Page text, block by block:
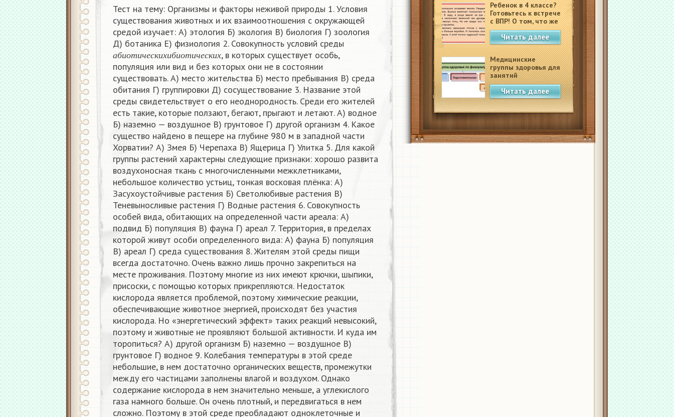
Ребенок в 4 классе?
Готовьтесь к встрече
с ВПР! О том, что же
это такое.
Читать далее
Медицинские
группы здоровья для
занятий
физкультурой в
школеЧитать далее
Тест на тему: Организмы и факторы неживой природы 1. Условия
существования животных и их взаимоотношения с окружающей
средой изучает: А) этология Б) экология В) биология Г) зоология
Д) ботаника Е) физиология 2. Совокупность условий среды
а б и о т и ч е с к их и б и о т и ч е с к их
аб иот ически хибиотически х
, в которых существует особь,
популяция или вид и без которых они не в состоянии
существовать. А) место жительства Б) место пребывания В) среда
обитания Г) группировки Д) сосуществование 3. Название этой
среды свидетельствует о его неоднородность. Среди его жителей
есть такие, которые ползают, бегают, прыгают и летают. А) водное
Б) наземно — воздушное В) грунтовое Г) другой организм 4. Какое
существо найдено в пещере на глубине 980 м в западной части
Хорватии? А) Змея Б) Черепаха В) Ящерица Г) Улитка 5. Для какой
группы растений характерны следующие признаки: хорошо развита
воздухоносная ткань с многочисленными межклетниками,
небольшое количество устьиц, тонкая восковая плёнка: А)
Засухоустойчивые растения Б) Светолюбивые растения В)
Теневыносливые растения Г) Водные растения 6. Совокупность
особей вида, обитающих на определенной части ареала: А)
подвид Б) популяция В) фауна Г) ареал 7. Территория, в пределах
которой живут особи определенного вида: А) фауна Б) популяция
В) ареал Г) среда существования 8. Жителям этой среды пищи
всегда достаточно. Очень важно лишь прочно закрепиться на
месте проживания. Поэтому многие из них имеют крючки, шыпики,
присоски, с помощью которых прикрепляются. Недостаток
кислорода является проблемой, поэтому химические реакции,
обеспечивающие животное энергией, происходят без участия
кислорода. Но «энергетический эффект» таких реакций невысокий,
поэтому и животные не проявляют большой активности. И куда им
торопиться? А) другой организм Б) наземно — воздушное В)
грунтовое Г) водное 9. Колебания температуры в этой среде
небольшие, в нем достаточно органических веществ, промежутки
между его частицами заполнены влагой и воздухом. Однако
содержание кислорода в нем значительно меньше, а углекислого
газа намного больше. Он очень плотный, и передвигаться в нем
сложно. Поэтому в этой среде преобладают одноклеточные и